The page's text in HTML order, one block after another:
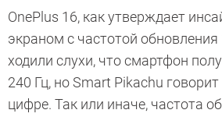
OnePlus 16, как утверждает
экраном с частотой обновления
ходили слухи, что смартфон
240 Гц, но Smart Pikachu
цифре. Так или иначе, частота